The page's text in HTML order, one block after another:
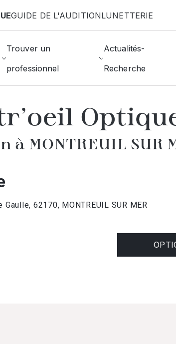
GUIDE DE L'AUDITIONLUNETTERIE
Trouver un
professionnel
Actualités-
Recherche
mon opticien Montreuil-Sur-Mer Montr'oeil
à MONTREUIL SUR
Gaulle, 62170, MONTREUIL SUR MER